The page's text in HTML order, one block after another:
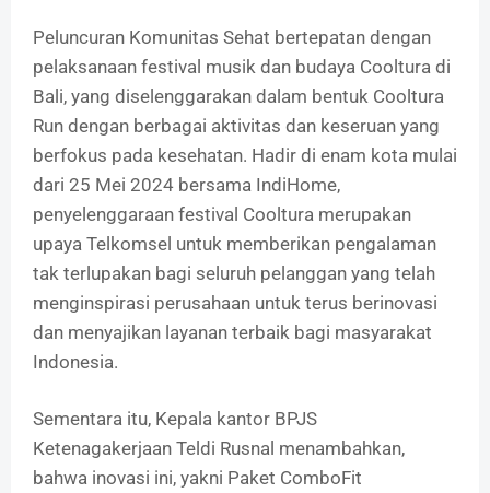
Peluncuran Komunitas Sehat bertepatan dengan
pelaksanaan festival musik dan budaya Cooltura di
Bali, yang diselenggarakan dalam bentuk Cooltura
Run dengan berbagai aktivitas dan keseruan yang
berfokus pada kesehatan. Hadir di enam kota mulai
dari 25 Mei 2024 bersama IndiHome,
penyelenggaraan festival Cooltura merupakan
upaya Telkomsel untuk memberikan pengalaman
tak terlupakan bagi seluruh pelanggan yang telah
menginspirasi perusahaan untuk terus berinovasi
dan menyajikan layanan terbaik bagi masyarakat
Indonesia.
Sementara itu, Kepala kantor BPJS
Ketenagakerjaan Teldi Rusnal menambahkan,
bahwa inovasi ini, yakni Paket ComboFit